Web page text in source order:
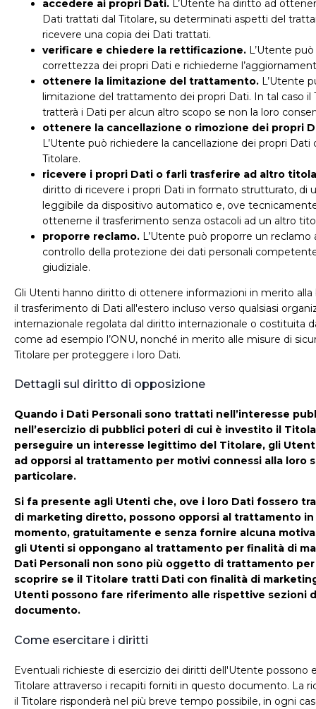
accedere ai propri Dati. L’Utente ha diritto ad
Dati trattati dal Titolare, su determinati aspetti del
ricevere una copia dei Dati trattati.
verificare e chiedere la rettificazione. L’Utente
correttezza dei propri Dati e richiederne
ottenere la limitazione del trattamento. L’Utente
limitazione del trattamento dei propri Dati. In tal caso il
tratterà i Dati per alcun altro scopo se non la loro
ottenere la cancellazione o rimozione dei propri
L’Utente può richiedere la cancellazione dei propri Dati
Titolare.
ricevere i propri Dati o farli trasferire ad altro
diritto di ricevere i propri Dati in formato strutturato, di
leggibile da dispositivo automatico e, ove
ottenerne il trasferimento senza ostacoli ad un altro
proporre reclamo. L’Utente può proporre un reclamo
controllo della protezione dei dati personali
giudiziale.
Gli Utenti hanno diritto di ottenere informazioni in merito alla
il trasferimento di Dati all'estero incluso verso qualsiasi
internazionale regolata dal diritto internazionale o costituita
come ad esempio l’ONU, nonché in merito alle misure di
Titolare per proteggere i loro Dati.
Dettagli sul diritto di opposizione
Quando i Dati Personali sono trattati nell’interesse
nell’esercizio di pubblici poteri di cui è investito il
perseguire un interesse legittimo del Titolare, gli
ad opporsi al trattamento per motivi connessi alla loro
particolare.
Si fa presente agli Utenti che, ove i loro Dati fossero
di marketing diretto, possono opporsi al trattamento in
momento, gratuitamente e senza fornire alcuna
gli Utenti si oppongano al trattamento per finalità di
Dati Personali non sono più oggetto di trattamento
scoprire se il Titolare tratti Dati con finalità di
Utenti possono fare riferimento alle rispettive sezioni
documento.
Come esercitare i diritti
Eventuali richieste di esercizio dei diritti dell'Utente possono
Titolare attraverso i recapiti forniti in questo documento. La
il Titolare risponderà nel più breve tempo possibile, in ogni